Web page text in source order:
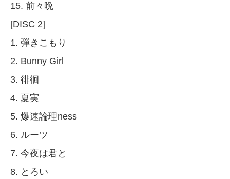
15. 前々晩
[DISC 2]
1. 弾きこもり
2. Bunny Girl
3. 徘徊
4. 夏実
5. 爆速論理ness
6. ルーツ
7. 今夜は君と
8. とろい